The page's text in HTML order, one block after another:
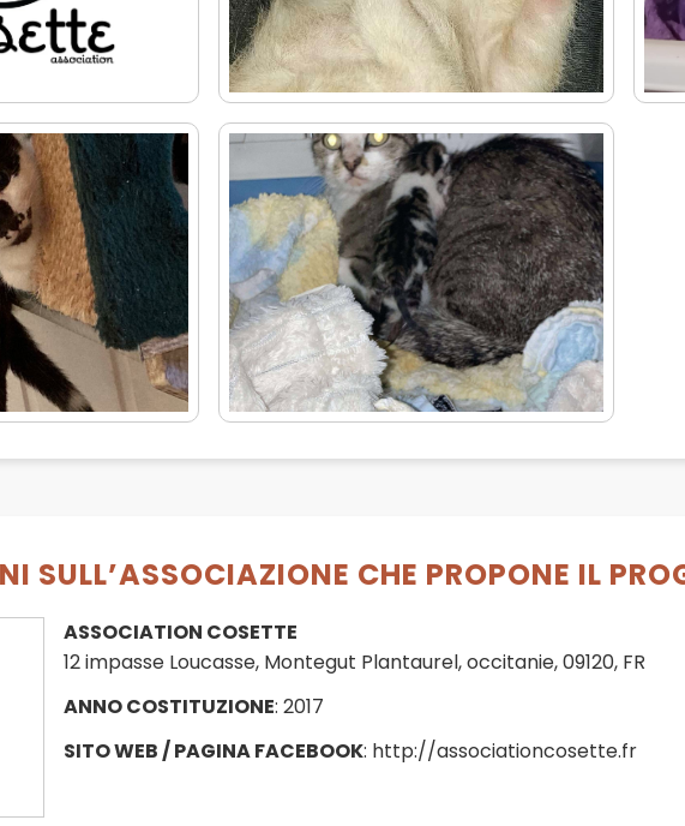
SULL’ASSOCIAZIONE CHE PROPONE IL
ASSOCIATION COSETTE
12 impasse Loucasse, Montegut Plantaurel, occitanie, 09120, FR
ANNO COSTITUZIONE: 2017
SITO WEB / PAGINA FACEBOOK: http://associationcosette.fr